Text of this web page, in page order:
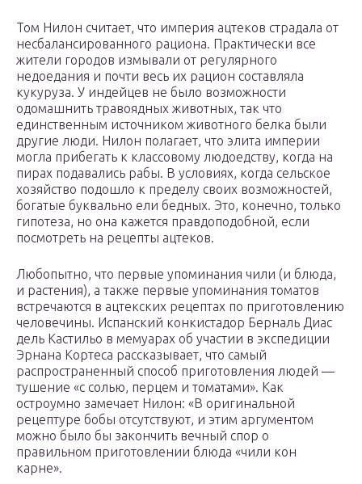
Том Нилон считает, что империя ацтеков страдала от
несбалансированного рациона. Практически все
жители городов измывали от регулярного
недоедания и почти весь их рацион составляла
кукуруза. У индейцев не было возможности
одомашнить травоядных животных, так что
единственным источником животного белка были
другие люди. Нилон полагает, что элита империи
могла прибегать к классовому людоедству, когда на
пирах подавались рабы. В условиях, когда сельское
хозяйство подошло к пределу своих возможностей,
богатые буквально ели бедных. Это, конечно, только
гипотеза, но она кажется правдоподобной, если
посмотреть на рецепты ацтеков.
Любопытно, что первые упоминания чили (и блюда,
и растения), а также первые упоминания томатов
встречаются в ацтекских рецептах по приготовлению
человечины. Испанский конкистадор Берналь Диас
дель Кастильо в мемуарах об участии в экспедиции
Эрнана Кортеса рассказывает, что самый
распространенный способ приготовления людей —
тушение «с солью, перцем и томатами». Как
остроумно замечает Нилон: «В оригинальной
рецептуре бобы отсутствуют, и этим аргументом
можно было бы закончить вечный спор о
правильном приготовлении блюда «чили кон
карне».